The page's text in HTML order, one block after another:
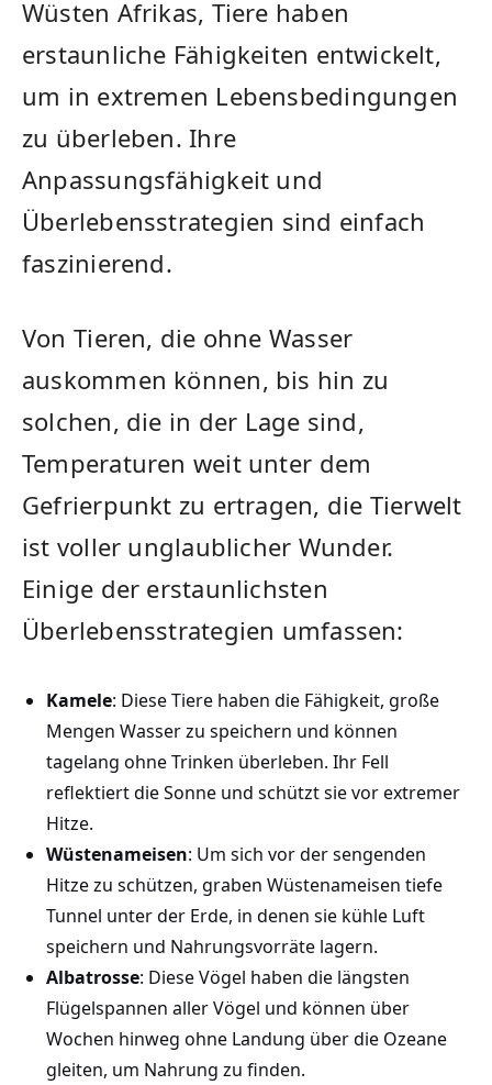
Wüsten Afrikas, Tiere haben
erstaunliche Fähigkeiten entwickelt,
um in‍ extremen Lebensbedingungen
‌zu überleben. Ihre
Anpassungsfähigkeit und
Überlebensstrategien sind einfach
faszinierend.
Von ⁢Tieren, die ohne Wasser
auskommen können, bis hin zu
solchen, die ⁢in der ​Lage sind,
Temperaturen weit ‌unter⁣ dem
Gefrierpunkt zu ertragen, die ⁣Tierwelt
ist voller unglaublicher Wunder.
Einige der erstaunlichsten‌
Überlebensstrategien umfassen:
Kamele: Diese Tiere haben ⁣die Fähigkeit, große
Mengen Wasser zu speichern und ⁣können
‍tagelang​ ohne Trinken überleben. Ihr Fell
reflektiert die Sonne und schützt sie vor extremer
Hitze.
Wüstenameisen:⁤ Um sich vor der sengenden
Hitze zu schützen, graben Wüstenameisen ⁣tiefe
Tunnel unter der Erde, in denen sie kühle Luft
speichern und Nahrungsvorräte lagern.
Albatrosse: Diese⁣ Vögel haben die längsten‌
Flügelspannen ⁤aller Vögel und können über
Wochen ​hinweg ohne‌ Landung über die Ozeane
gleiten, um Nahrung zu finden.